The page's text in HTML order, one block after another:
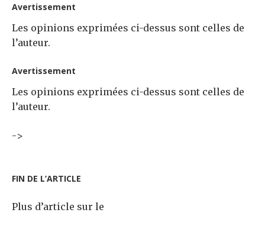
Avertissement
Les opinions exprimées ci-dessus sont celles de
l’auteur.
Avertissement
Les opinions exprimées ci-dessus sont celles de
l’auteur.
->
FIN DE L’ARTICLE
Plus d’article sur le